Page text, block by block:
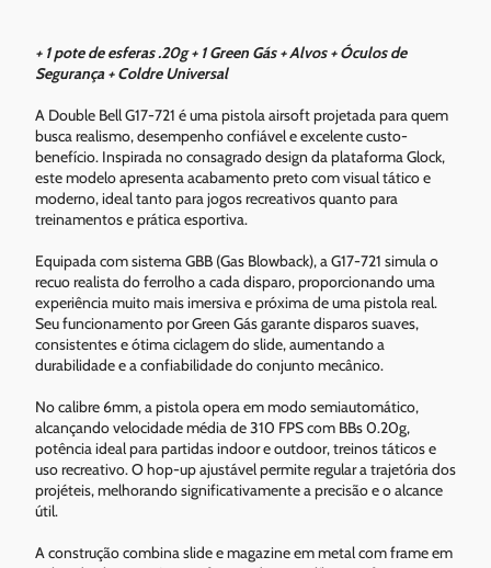
+ 1 pote de esferas .20g + 1 Green Gás + Alvos + ⁠Óculos de
Segurança + Coldre Universal
A Double Bell G17-721 é uma pistola airsoft projetada para quem
busca realismo, desempenho confiável e excelente custo-
benefício. Inspirada no consagrado design da plataforma Glock,
este modelo apresenta acabamento preto com visual tático e
moderno, ideal tanto para jogos recreativos quanto para
treinamentos e prática esportiva.
Equipada com sistema GBB (Gas Blowback), a G17-721 simula o
recuo realista do ferrolho a cada disparo, proporcionando uma
experiência muito mais imersiva e próxima de uma pistola real.
Seu funcionamento por Green Gás garante disparos suaves,
consistentes e ótima ciclagem do slide, aumentando a
durabilidade e a confiabilidade do conjunto mecânico.
No calibre 6mm, a pistola opera em modo semiautomático,
alcançando velocidade média de 310 FPS com BBs 0.20g,
potência ideal para partidas indoor e outdoor, treinos táticos e
uso recreativo. O hop-up ajustável permite regular a trajetória dos
projéteis, melhorando significativamente a precisão e o alcance
útil.
A construção combina slide e magazine em metal com frame em